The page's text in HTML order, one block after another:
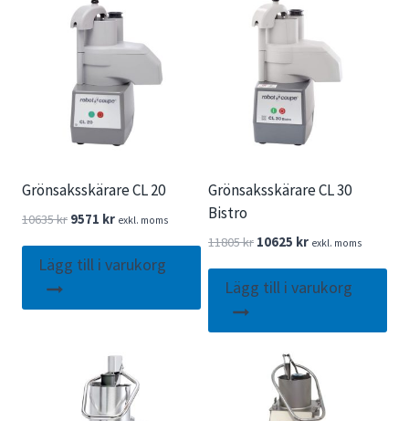
Grönsaksskärare CL 20
10635kr Det
priset
9571 krDet
priset
exkl. moms
Lägg till i varukorg
Grönsaksskärare CL 30
Bistro
11805kr Det
priset
10625 krDet
priset
exkl. moms
Lägg till i varukorg